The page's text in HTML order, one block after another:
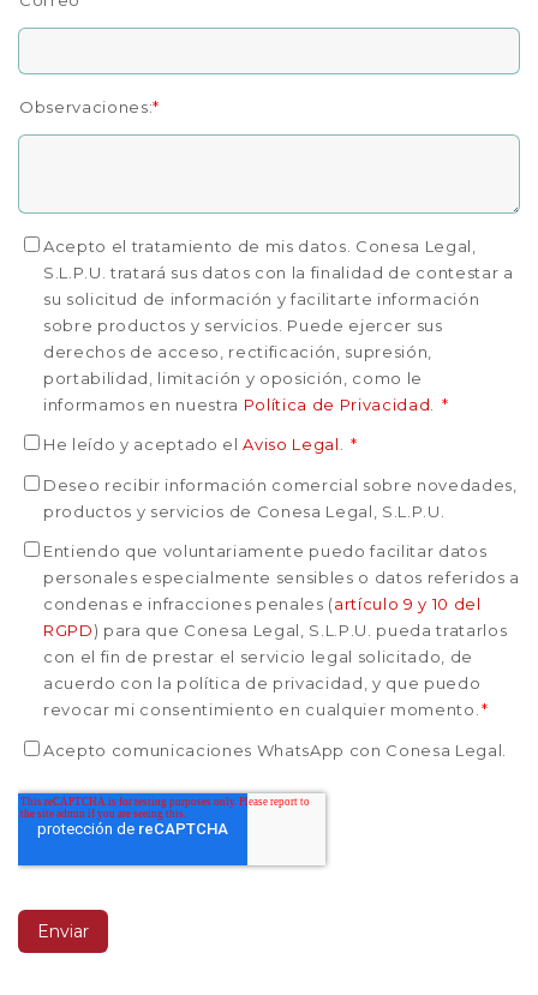
Observaciones:*
Acepto el tratamiento de mis datos. Conesa Legal,
S.L.P.U. tratará sus datos con la finalidad de contestar a
su solicitud de información y facilitarte información
sobre productos y servicios. Puede ejercer sus
derechos de acceso, rectificación, supresión,
portabilidad, limitación y oposición, como le
informamos en nuestra Política de Privacidad *
He leído y aceptado elAviso Legal *
Deseo recibir información comercial sobre novedades,
productos y servicios de Conesa Legal, S.L.P.U.
Entiendo que voluntariamente puedo facilitar datos
personales especialmente sensibles o datos referidos a
condenas e infracciones penales (artículo 9 y 10 del
RGPD) para que Conesa Legal, S.L.P.U. pueda tratarlos
con el fin de prestar el servicio legal solicitado, de
acuerdo con la política de privacidad, y que puedo
revocar mi consentimiento en cualquier momento. *
Acepto comunicaciones WhatsApp con Conesa Legal.